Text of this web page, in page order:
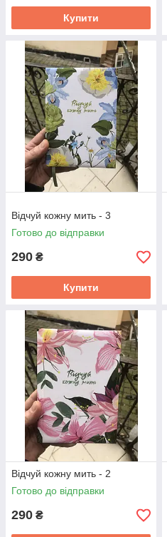
Купити
Відчуй кожну мить - 3
Готово до відправки
290 ₴
Купити
Відчуй кожну мить - 2
Готово до відправки
290 ₴